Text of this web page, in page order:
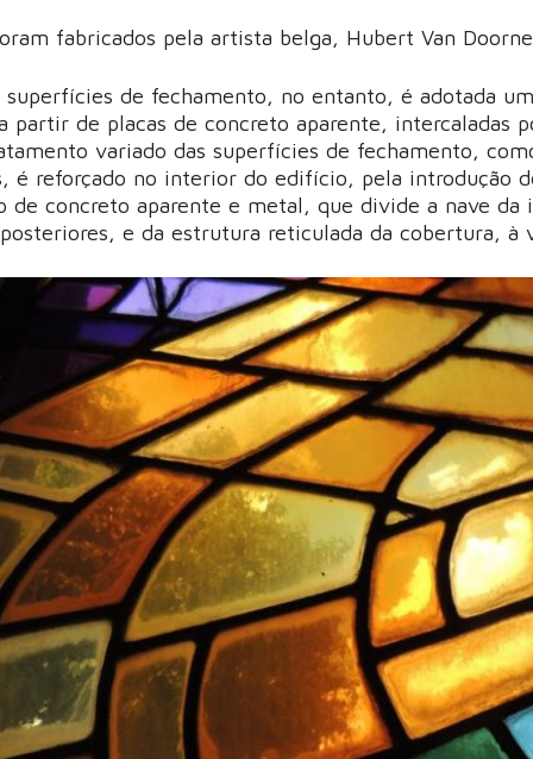
fabricados pela artista belga, Hubert Van Doorne
superfícies de fechamento, no entanto, é adotada
partir de placas de concreto aparente, intercaladas
variado das superfícies de fechamento,
é reforçado no interior do edifício, pela introdução
de concreto aparente e metal, que divide a nave da
e da estrutura reticulada da cobertura, à